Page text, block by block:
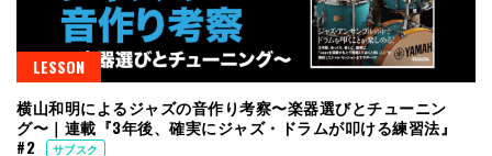
LESSON
横山和明によるジャズの音作り考察〜楽器選びとチューニン
グ〜｜連載『3年後、確実にジャズ・ドラムが叩ける練習法』
#2
サブスク